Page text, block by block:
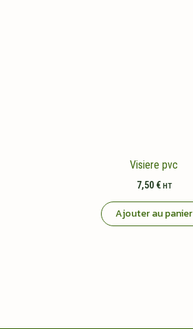
Visiere pvc
7,50 € HT
Ajouter au panier